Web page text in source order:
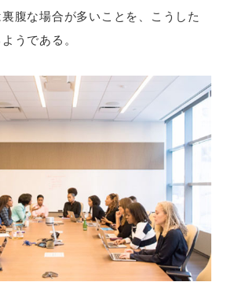
腹な場合が多いことを、こうした
うである。